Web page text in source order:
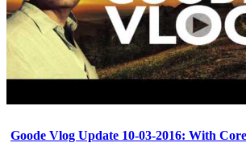
Goode Vlog Update 10-03-2016: With